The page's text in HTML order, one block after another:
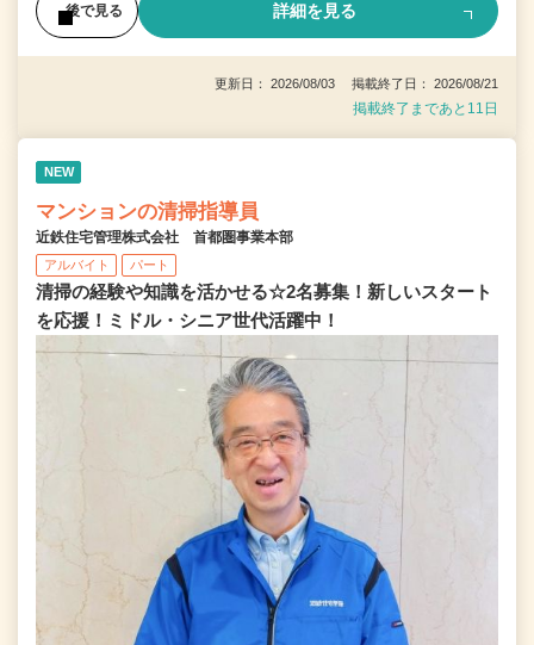
後で見る 詳細を見る
更新日： 2026/08/03 掲載終了日： 2026/08/21
掲載終了まであと11日
NEW
マンションの清掃指導員
近鉄住宅管理株式会社 首都圏事業本部
アルバイト パート
清掃の経験や知識を活かせる☆2名募集！新しいスタート
を応援！ミドル・シニア世代活躍中！